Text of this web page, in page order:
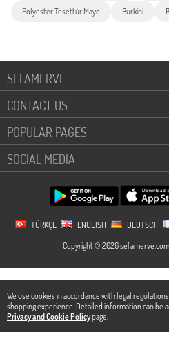
We use cookies in accordance with legal
shopping experience. Detailed information can be
Privacy and Cookie Policypage.
Polyester Tesettür Mayo Burkini
SEFAMERVE
CONTACT US
POPULAR PAGES
SOCIAL MEDIA
TÜRKÇE ENGLISH DEUTSCH
Copyright © 2026 sefamerve.com,